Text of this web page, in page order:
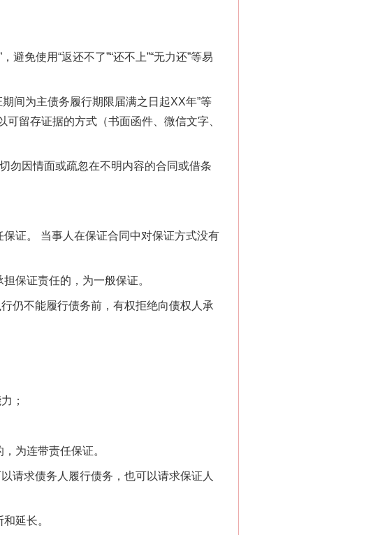
免使用“返还不了”“还不上”“无力还”等易
间为主债务履行期限届满之日起XX年”等
留存证据的方式（书面函件、微信文字、
因情面或疏忽在不明内容的合同或借条
证。 当事人在保证合同中对保证方式没有
保证责任的，为一般保证。
不能履行债务前，有权拒绝向债权人承
；
为连带责任保证。
求债务人履行债务，也可以请求保证人
延长。